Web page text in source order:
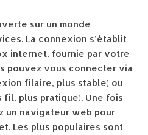
sur un monde
La connexion s’établit
internet, fournie par votre
pouvez vous connecter via
filaire, plus stable) ou
fil, plus pratique). Une fois
un navigateur web pour
Les plus populaires sont